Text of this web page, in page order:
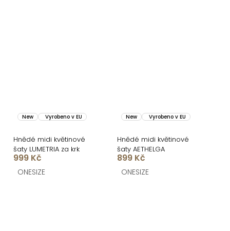
New Vyrobeno v EU
Hnědé midi květinové
šaty LUMETRIA za krk
999 Kč
ONESIZE
New Vyrobeno v EU
Hnědé midi květinové
šaty AETHELGA
899 Kč
ONESIZE